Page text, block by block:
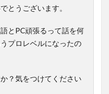
とうございます。
とPC頑張るって話を何
プロレベルになったの
？気をつけてください